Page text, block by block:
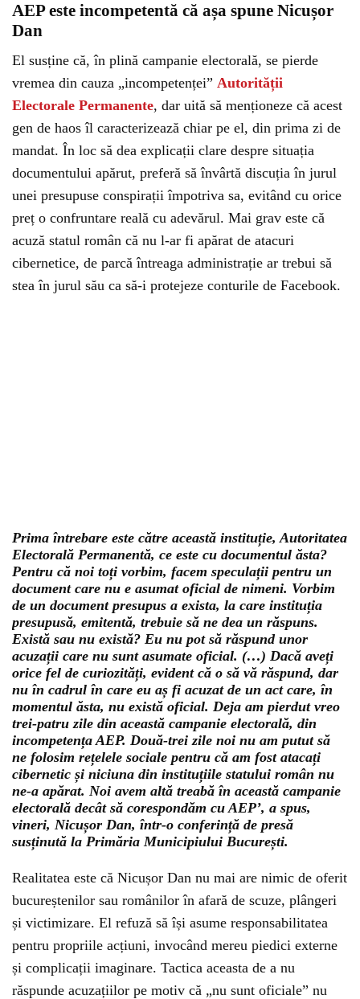
AEP este incompetentă că așa spune Nicușor
Dan
El susține că, în plină campanie electorală, se pierde
vremea din cauza „incompetenței” Autorității
Electorale Permanente, dar uită să menționeze că acest
gen de haos îl caracterizează chiar pe el, din prima zi de
mandat. În loc să dea explicații clare despre situația
documentului apărut, preferă să învârtă discuția în jurul
unei presupuse conspirații împotriva sa, evitând cu orice
preț o confruntare reală cu adevărul. Mai grav este că
acuză statul român că nu l-ar fi apărat de atacuri
cibernetice, de parcă întreaga administrație ar trebui să
stea în jurul său ca să-i protejeze conturile de Facebook.
Prima întrebare este către această instituție, Autoritatea
Electorală Permanentă, ce este cu documentul ăsta?
Pentru că noi toți vorbim, facem speculații pentru un
document care nu e asumat oficial de nimeni. Vorbim
de un document presupus a exista, la care instituția
presupusă, emitentă, trebuie să ne dea un răspuns.
Există sau nu există? Eu nu pot să răspund unor
acuzații care nu sunt asumate oficial. (…) Dacă aveți
orice fel de curiozități, evident că o să vă răspund, dar
nu în cadrul în care eu aș fi acuzat de un act care, în
momentul ăsta, nu există oficial. Deja am pierdut vreo
trei-patru zile din această campanie electorală, din
incompetența AEP. Două-trei zile noi nu am putut să
ne folosim rețelele sociale pentru că am fost atacați
cibernetic și niciuna din instituțiile statului român nu
ne-a apărat. Noi avem altă treabă în această campanie
electorală decât să corespondăm cu AEP’, a spus,
vineri, Nicușor Dan, într-o conferință de presă
susținută la Primăria Municipiului București.
Realitatea este că Nicușor Dan nu mai are nimic de oferit
bucureștenilor sau românilor în afară de scuze, plângeri
și victimizare. El refuză să își asume responsabilitatea
pentru propriile acțiuni, invocând mereu piedici externe
și complicații imaginare. Tactica aceasta de a nu
răspunde acuzațiilor pe motiv că „nu sunt oficiale” nu